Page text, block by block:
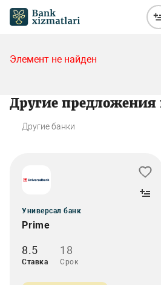
Элемент не найден
Другие предложения
Другие банки
Универсал банк
Prime
8.5
Ставка
18
Срок